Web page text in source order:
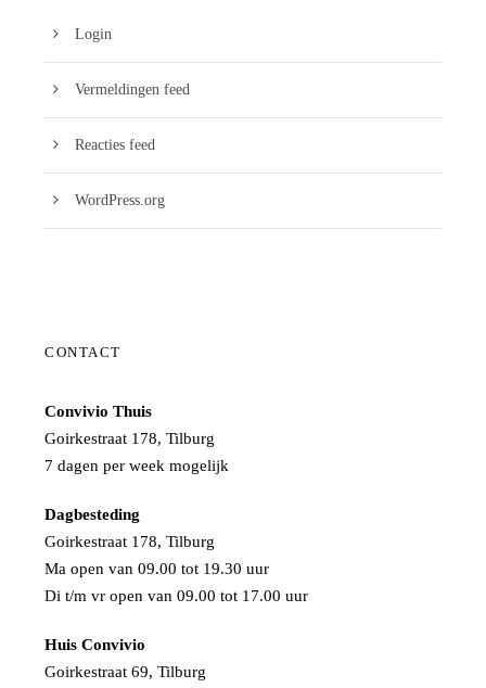
Login
Vermeldingen feed
Reacties feed
WordPress.org
CONTACT
Convivio Thuis
Goirkestraat 178, Tilburg
7 dagen per week mogelijk
Dagbesteding
Goirkestraat 178, Tilburg
Ma open van 09.00 tot 19.30 uur
Di t/m vr open van 09.00 tot 17.00 uur
Huis Convivio
Goirkestraat 69, Tilburg